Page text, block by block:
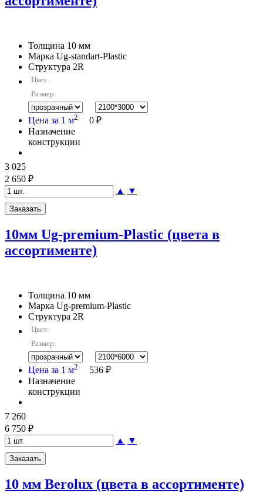
Толщина 10 мм
Марка Ug-standart-Plastic
Структура 2R
Цвет:
Размер:
Цена за 1 м2
0 ₽
Назначение
конструкции
3 025
2 650 ₽
▲
▼
10мм Ug-premium-Plastic (цвета в
ассортименте)
Толщина 10 мм
Марка Ug-premium-Plastic
Структура 2R
Цвет:
Размер:
Цена за 1 м2
536 ₽
Назначение
конструкции
7 260
6 750 ₽
▲
▼
10 мм Berolux (цвета в ассортименте)